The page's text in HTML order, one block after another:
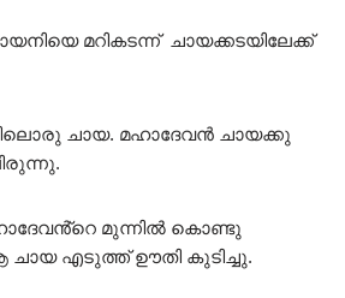
മറികടന്ന് ചായക്കടയിലേക്ക്
ചായ. മഹാദേവൻ ചായക്കു
മുന്നിൽ കൊണ്ടു
ചായ എടുത്ത് ഊതി കുടിച്ചു.